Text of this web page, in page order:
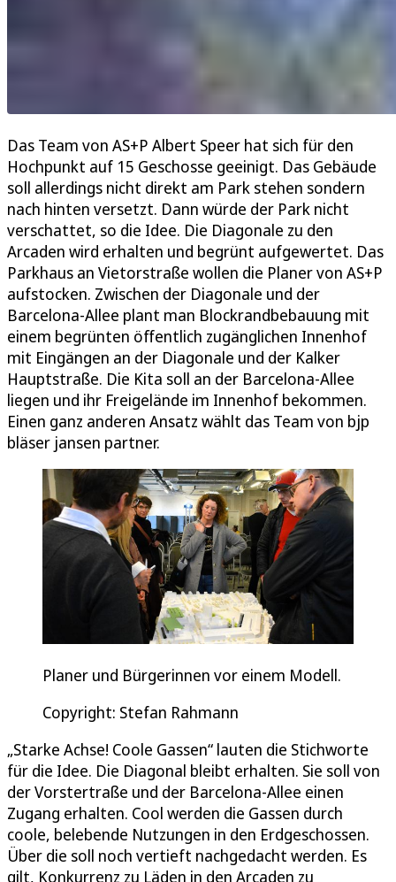
Das Team von AS+P Albert Speer hat sich für den
Hochpunkt auf 15 Geschosse geeinigt. Das Gebäude
soll allerdings nicht direkt am Park stehen sondern
nach hinten versetzt. Dann würde der Park nicht
verschattet, so die Idee. Die Diagonale zu den
Arcaden wird erhalten und begrünt aufgewertet. Das
Parkhaus an Vietorstraße wollen die Planer von AS+P
aufstocken. Zwischen der Diagonale und der
Barcelona-Allee plant man Blockrandbebauung mit
einem begrünten öffentlich zugänglichen Innenhof
mit Eingängen an der Diagonale und der Kalker
Hauptstraße. Die Kita soll an der Barcelona-Allee
liegen und ihr Freigelände im Innenhof bekommen.
Einen ganz anderen Ansatz wählt das Team von bjp
bläser jansen partner.
Planer und Bürgerinnen vor einem Modell.
Copyright: Stefan Rahmann
„Starke Achse! Coole Gassen“ lauten die Stichworte
für die Idee. Die Diagonal bleibt erhalten. Sie soll von
der Vorstertraße und der Barcelona-Allee einen
Zugang erhalten. Cool werden die Gassen durch
coole, belebende Nutzungen in den Erdgeschossen.
Über die soll noch vertieft nachgedacht werden. Es
gilt, Konkurrenz zu Läden in den Arcaden zu